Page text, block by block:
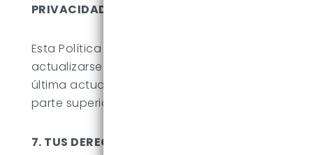
PRIVACIDAD
Esta Política de Privacidad puede
actualizarse periódicamente. La fecha de
última actualización se encuentra en la
parte superior de esta página.
7. TUS DERECHOS